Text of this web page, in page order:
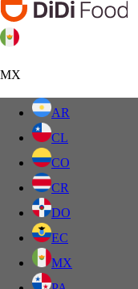
MX
AR
CL
CO
CR
DO
EC
MX